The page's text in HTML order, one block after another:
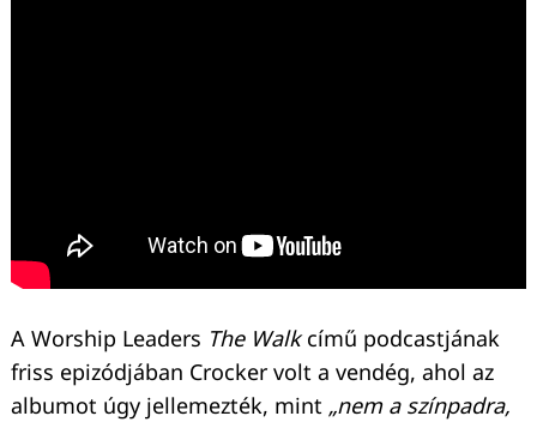
A Worship Leaders The Walkcímű podcastjának
friss epizódjában Crocker volt a vendég, ahol az
albumot úgy jellemezték, mint „nem a színpadra,